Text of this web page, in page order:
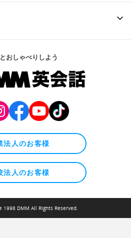
おしゃべりしよう
法人のお客様
法人のお客様
1998 DMM All Rights Reserved.